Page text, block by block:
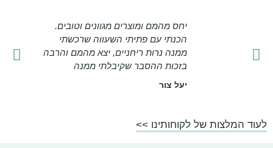
יחס מהמם ומוצרים מגוונים וטובים.
הכנתי עם פתיתי השעווה שרכשתי
ממנה נרות ריחניים, יצא מהמם והרבה
בזכות ההסבר שקיבלתי ממנה
יעל צור
לעוד המלצות של לקוחותינו >>